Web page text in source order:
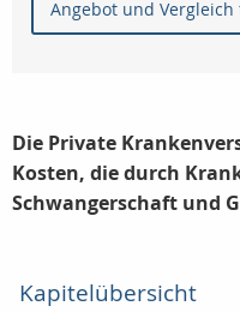
Angebot und
Die Private
Kosten, die durch
Schwangerschaft und
Kapitelübersicht